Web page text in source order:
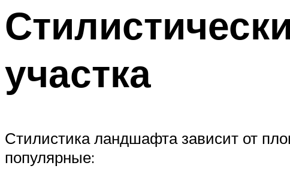
участка
Стилистика ландшафта зависит от
популярные: